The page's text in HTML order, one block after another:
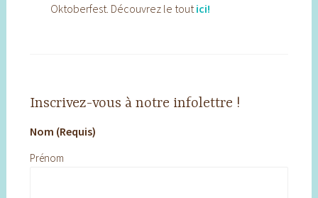
Oktoberfest. Découvrez le tout ici!
Inscrivez-vous à notre infolettre !
Nom (Requis)
Prénom